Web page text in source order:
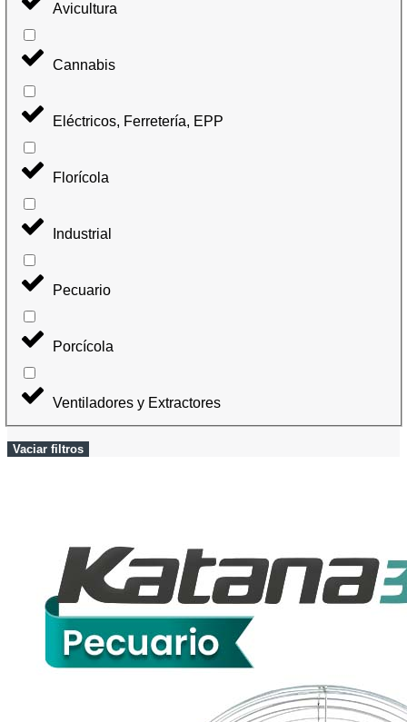
Avicultura
Cannabis
Eléctricos, Ferretería, EPP
Florícola
Industrial
Pecuario
Porcícola
Ventiladores y Extractores
Vaciar filtros